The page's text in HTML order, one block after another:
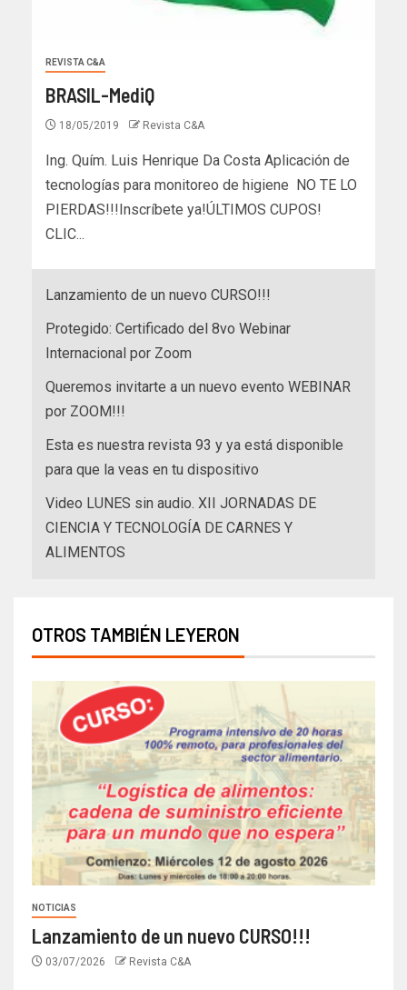
REVISTA C&A
BRASIL-MediQ
18/05/2019 Revista C&A
Ing. Quím. Luis Henrique Da Costa Aplicación de
tecnologías para monitoreo de higiene NO TE LO
PIERDAS!!!Inscríbete ya!ÚLTIMOS CUPOS!
CLIC...
Lanzamiento de un nuevo CURSO!!!
Protegido: Certificado del 8vo Webinar
Internacional por Zoom
Queremos invitarte a un nuevo evento WEBINAR
por ZOOM!!!
Esta es nuestra revista 93 y ya está disponible
para que la veas en tu dispositivo
Video LUNES sin audio. XII JORNADAS DE
CIENCIA Y TECNOLOGÍA DE CARNES Y
ALIMENTOS
OTROS TAMBIÉN LEYERON
NOTICIAS
Lanzamiento de un nuevo CURSO!!!
03/07/2026 Revista C&A